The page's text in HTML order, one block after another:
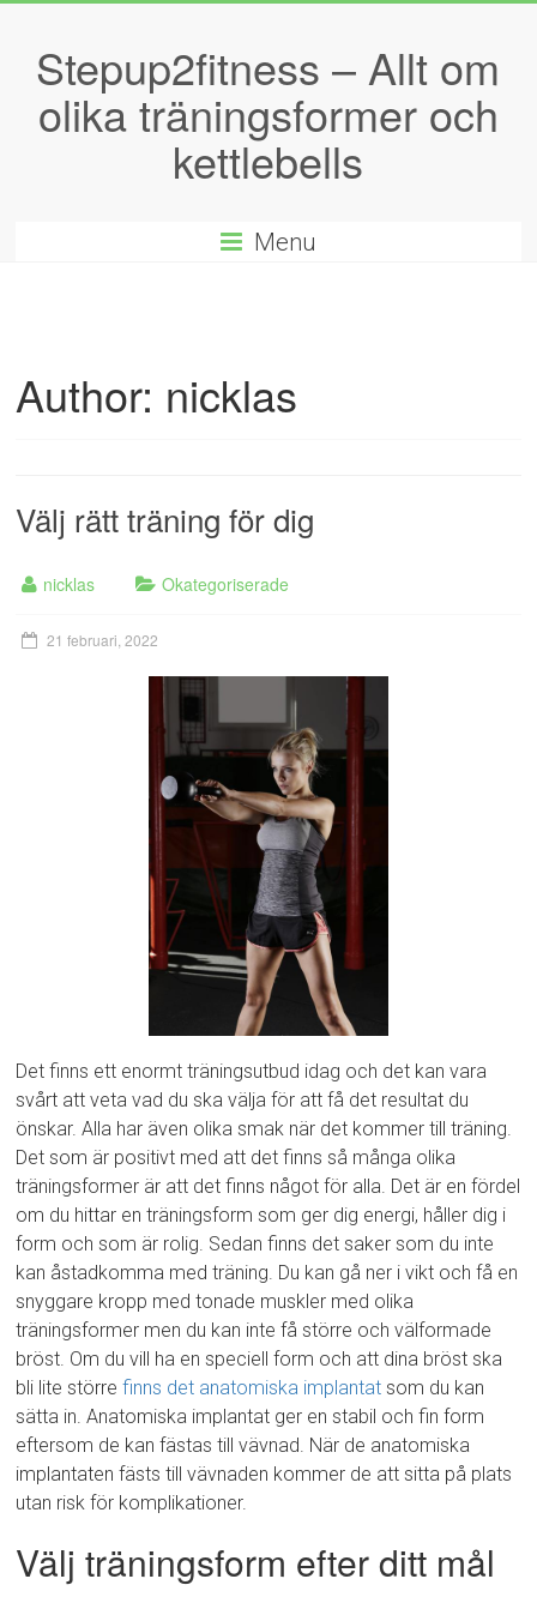
Stepup2fitness – Allt om
olika träningsformer och
kettlebells
Menu
Author: nicklas
Välj rätt träning för dig
nicklas Okategoriserade
21 februari, 2022
Det finns ett enormt träningsutbud idag och det kan vara
svårt att veta vad du ska välja för att få det resultat du
önskar. Alla har även olika smak när det kommer till träning.
Det som är positivt med att det finns så många olika
träningsformer är att det finns något för alla. Det är en fördel
om du hittar en träningsform som ger dig energi, håller dig i
form och som är rolig. Sedan finns det saker som du inte
kan åstadkomma med träning. Du kan gå ner i vikt och få en
snyggare kropp med tonade muskler med olika
träningsformer men du kan inte få större och välformade
bröst. Om du vill ha en speciell form och att dina bröst ska
bli lite störrefinns det anatomiska implantat som du kan
sätta in. Anatomiska implantat ger en stabil och fin form
eftersom de kan fästas till vävnad. När de anatomiska
implantaten fästs till vävnaden kommer de att sitta på plats
utan risk för komplikationer.
Välj träningsform efter ditt mål